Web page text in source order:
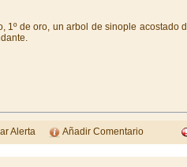
1º de oro, un arbol de sinople acostado
Alerta Añadir Comentario